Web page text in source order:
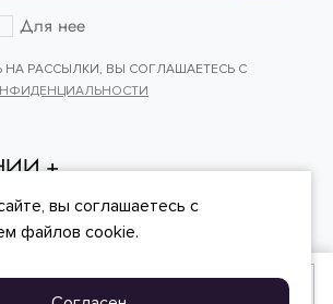
Для нее
РАССЫЛКИ, ВЫ СОГЛАШАЕТЕСЬ С
СЕРВИС
вы соглашаетесь с
файлов cookie.